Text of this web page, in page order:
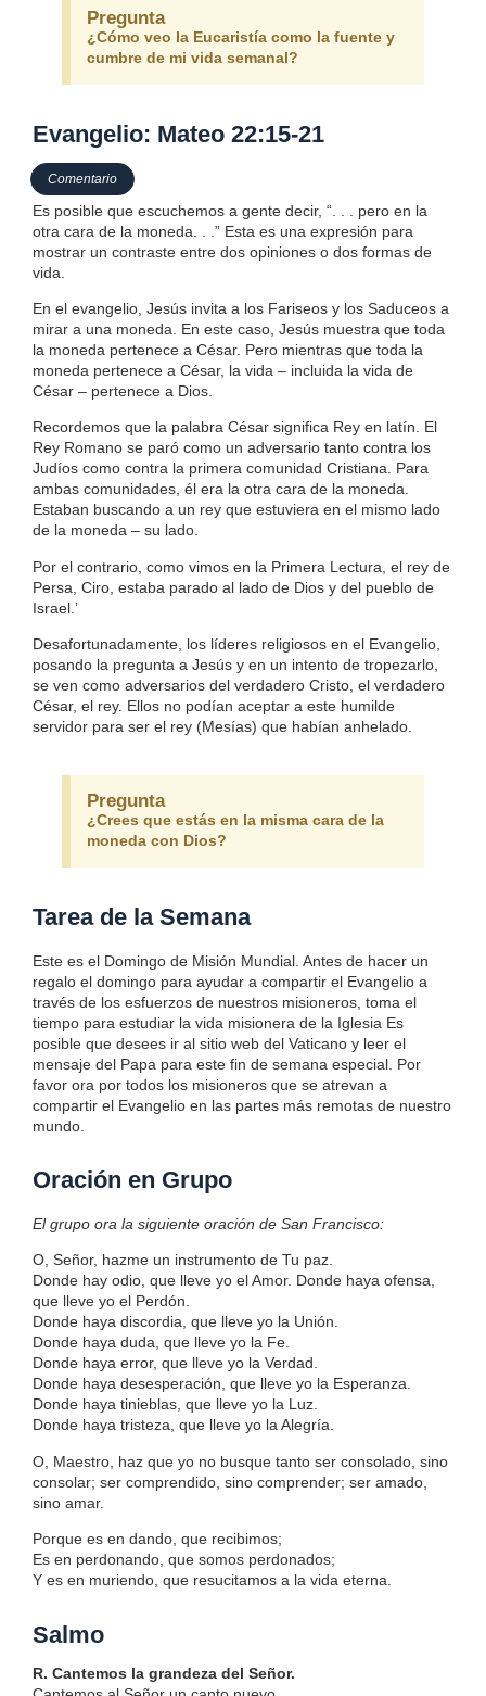
Pregunta
¿Cómo veo la Eucaristía como la fuente y
cumbre de mi vida semanal?
Evangelio: Mateo 22:15-21
Comentario
Es posible que escuchemos a gente decir, “. . . pero en la
otra cara de la moneda. . .” Esta es una expresión para
mostrar un contraste entre dos opiniones o dos formas de
vida.
En el evangelio, Jesús invita a los Fariseos y los Saduceos a
mirar a una moneda. En este caso, Jesús muestra que toda
la moneda pertenece a César. Pero mientras que toda la
moneda pertenece a César, la vida – incluida la vida de
César – pertenece a Dios.
Recordemos que la palabra César significa Rey en latín. El
Rey Romano se paró como un adversario tanto contra los
Judíos como contra la primera comunidad Cristiana. Para
ambas comunidades, él era la otra cara de la moneda.
Estaban buscando a un rey que estuviera en el mismo lado
de la moneda – su lado.
Por el contrario, como vimos en la Primera Lectura, el rey de
Persa, Ciro, estaba parado al lado de Dios y del pueblo de
Israel.’
Desafortunadamente, los líderes religiosos en el Evangelio,
posando la pregunta a Jesús y en un intento de tropezarlo,
se ven como adversarios del verdadero Cristo, el verdadero
César, el rey. Ellos no podían aceptar a este humilde
servidor para ser el rey (Mesías) que habían anhelado.
Pregunta
¿Crees que estás en la misma cara de la
moneda con Dios?
Tarea de la Semana
Este es el Domingo de Misión Mundial. Antes de hacer un
regalo el domingo para ayudar a compartir el Evangelio a
través de los esfuerzos de nuestros misioneros, toma el
tiempo para estudiar la vida misionera de la Iglesia Es
posible que desees ir al sitio web del Vaticano y leer el
mensaje del Papa para este fin de semana especial. Por
favor ora por todos los misioneros que se atrevan a
compartir el Evangelio en las partes más remotas de nuestro
mundo.
Oración en Grupo
El grupo ora la siguiente oración de San Francisco:
O, Señor, hazme un instrumento de Tu paz.
Donde hay odio, que lleve yo el Amor. Donde haya ofensa,
que lleve yo el Perdón.
Donde haya discordia, que lleve yo la Unión.
Donde haya duda, que lleve yo la Fe.
Donde haya error, que lleve yo la Verdad.
Donde haya desesperación, que lleve yo la Esperanza.
Donde haya tinieblas, que lleve yo la Luz.
Donde haya tristeza, que lleve yo la Alegría.
O, Maestro, haz que yo no busque tanto ser consolado, sino
consolar; ser comprendido, sino comprender; ser amado,
sino amar.
Porque es en dando, que recibimos;
Es en perdonando, que somos perdonados;
Y es en muriendo, que resucitamos a la vida eterna.
Salmo
R. Cantemos la grandeza del Señor.